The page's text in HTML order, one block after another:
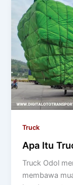
Truck
Apa Itu
Truck Odol
membawa